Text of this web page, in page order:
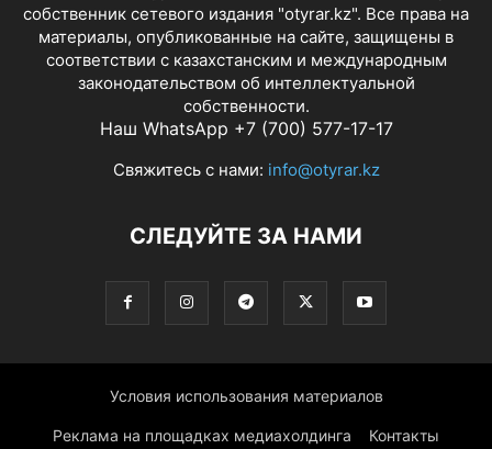
собственник сетевого издания "otyrar.kz". Все права на
материалы, опубликованные на сайте, защищены в
соответствии с казахстанским и международным
законодательством об интеллектуальной
собственности.
Наш WhatsApp +7 (700) 577-17-17
Свяжитесь с нами: info@otyrar.kz
СЛЕДУЙТЕ ЗА НАМИ
Условия использования материалов
Реклама на площадках медиахолдинга Контакты